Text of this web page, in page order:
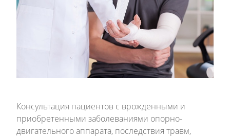
Консультация пациентов с врожденными и
приобретенными заболеваниями опорно-
двигательного аппарата, последствия травм,